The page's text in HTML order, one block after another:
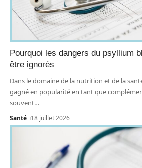
Pourquoi les dangers du psyllium
être ignorés
Dans le domaine de la nutrition et de la
gagné en popularité en tant que
souvent…
Santé 18 juillet 2026